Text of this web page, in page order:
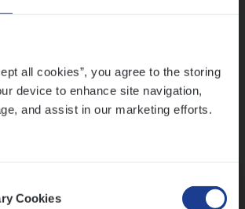
all cookies”, you agree to the storing
device to enhance site navigation,
and assist in our marketing efforts.
Cookies